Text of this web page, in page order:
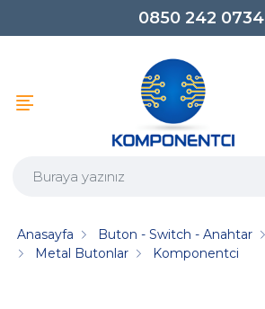
0850 242 0734
Anasayfa Buton - Switch - Anahtar
Metal Butonlar
Komponentci